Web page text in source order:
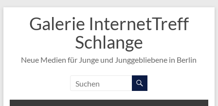
springenGalerie InternetTreff
Schlange
Neue Medien für Junge und Junggebliebene in Berlin